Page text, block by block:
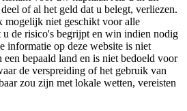
of al het geld dat u belegt, verliezen.
mogelijk niet geschikt voor alle
u de risico's begrijpt en win indien nodig
informatie op deze website is niet
een bepaald land en is niet bedoeld voor
de verspreiding of het gebruik van
zou zijn met lokale wetten, vereisten